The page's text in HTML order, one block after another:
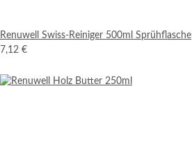
Renuwell Swiss-Reiniger 500ml Sprühflasche
7,12 €